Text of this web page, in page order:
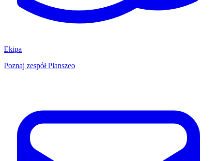
Ekipa
Poznaj zespół Planszeo